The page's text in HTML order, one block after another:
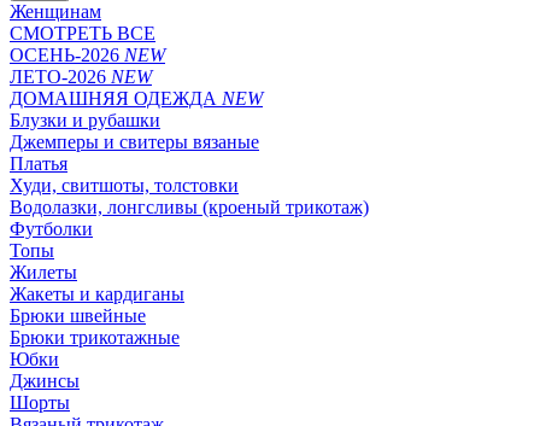
Женщинам
СМОТРЕТЬ ВСЕ
ОСЕНЬ-2026 NEW
ЛЕТО-2026 NEW
ДОМАШНЯЯ ОДЕЖДА NEW
Блузки и рубашки
Джемперы и свитеры вязаные
Платья
Худи, свитшоты, толстовки
Водолазки, лонгсливы (кроеный трикотаж)
Футболки
Топы
Жилеты
Жакеты и кардиганы
Брюки швейные
Брюки трикотажные
Юбки
Джинсы
Шорты